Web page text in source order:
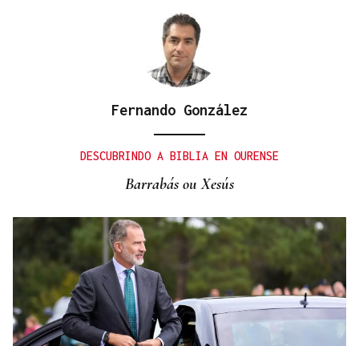
Asturias ofrece a los centros asturianos cursos a
Fernando González
DESCUBRINDO A BIBLIA EN OURENSE
Barrabás ou Xesús